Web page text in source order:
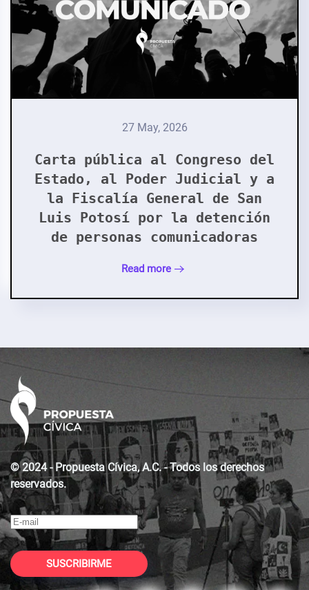
27 May, 2026
Carta pública al Congreso del
Estado, al Poder Judicial y a
la Fiscalía General de San
Luis Potosí por la detención
de personas comunicadoras
Read more
© 2024 - Propuesta Cívica, A.C. - Todos los derechos
reservados.
SUSCRIBIRME